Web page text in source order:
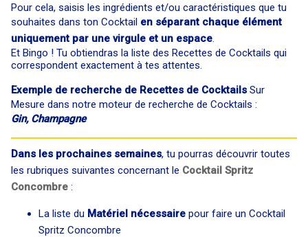
Pour cela, saisis les ingrédients et/ou caractéristiques que tu
souhaites dans ton Cocktail en séparant chaque élément
uniquement par une virgule et un espace.
Et Bingo ! Tu obtiendras la liste des Recettes de Cocktails qui
correspondent exactement à tes attentes.
Exemple de recherche de Recettes de Cocktails Sur
Mesure dans notre moteur de recherche de Cocktails :
Gin, Champagne
Dans les prochaines semaines, tu pourras découvrir toutes
les rubriques suivantes concernant le Cocktail Spritz
Concombre :
La liste du Matériel nécessaire pour faire un Cocktail
Spritz Concombre